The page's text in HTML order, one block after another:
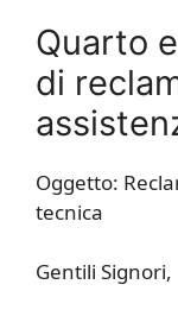
Quarto
di
Oggetto:
tecnica
Gentili Signori,